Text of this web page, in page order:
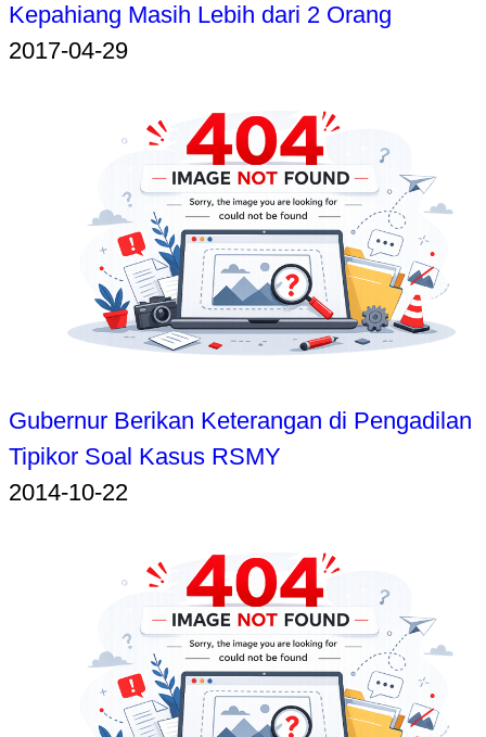
Kepahiang Masih Lebih dari 2 Orang
2017-04-29
Gubernur Berikan Keterangan di Pengadilan
Tipikor Soal Kasus RSMY
2014-10-22